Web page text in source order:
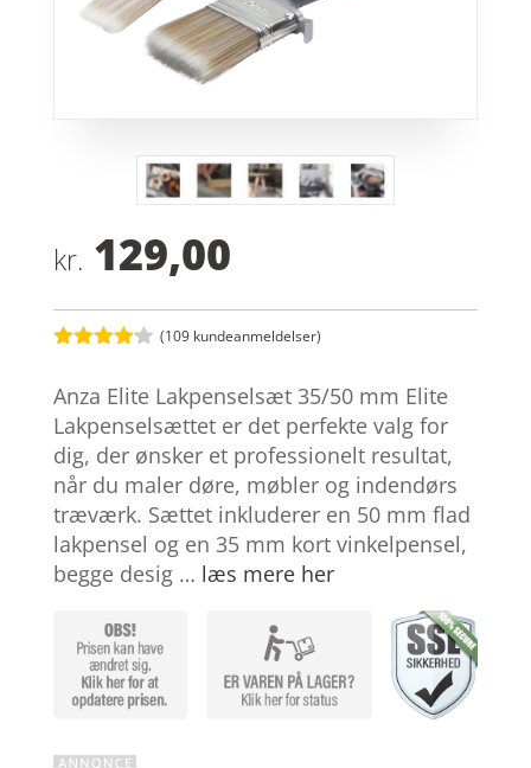
kr. 129,00
ud af 5
baseret
på
kundebedø
mmelser
(109 kundeanmeldelser)
Anza Elite Lakpenselsæt 35/50 mm Elite
Lakpenselsættet er det perfekte valg for
dig, der ønsker et professionelt resultat,
når du maler døre, møbler og indendørs
træværk. Sættet inkluderer en 50 mm flad
lakpensel og en 35 mm kort vinkelpensel,
begge desig … læs mere her